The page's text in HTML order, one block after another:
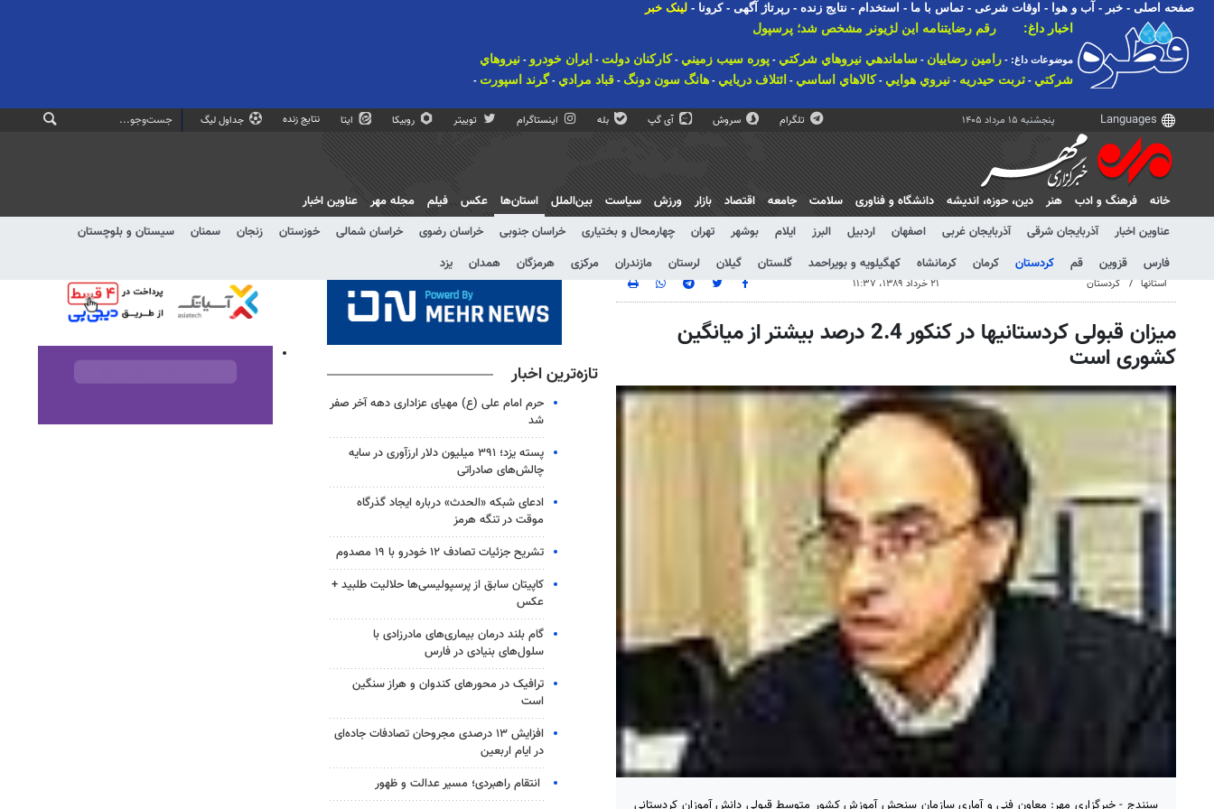
صفحه اصلی - خبر - آب و هوا - اوقات شرعی - تماس با ما - استخدام - نتایج زنده - رپرتاژ آگهی -کرونا - لینک خبر
اخبار داغ: رقم رضایتنامه این لژیونر مشخص شد؛ پرسپولیس پردا-
موضوعات داغ: - رامين رضاييان - ساماندهي نيروهاي شركتي - پوره سيب زميني - كاركنان دولت - ايران خودرو - نيروهاي
شركتي - تربت حيدريه - نيروي هوايي - كالاهاي اساسي - ائتلاف دريايي - هانگ سون دونگ - قباد مرادي - گرند اسپورت -
كاسپار-رسول احمدي -آيت الله سيد موتبي حسيني -بنجامين كرماسكي